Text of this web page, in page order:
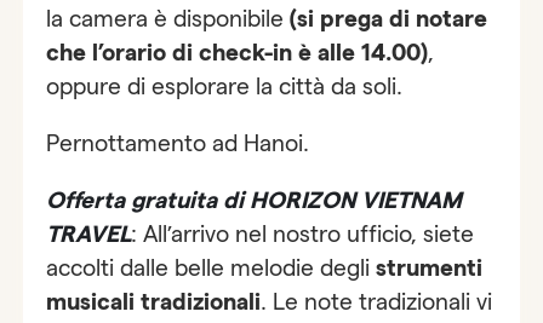
la camera è disponibile(si prega di notare
che l’orario di check-in è alle 14.00),
oppure di esplorare la città da soli.
Pernottamento ad Hanoi.
Offerta gratuita di HORIZON VIETNAM
TRAVEL: All’arrivo nel nostro ufficio, siete
accolti dalle belle melodie deglistrumenti
musicali tradizionali. Le note tradizionali vi